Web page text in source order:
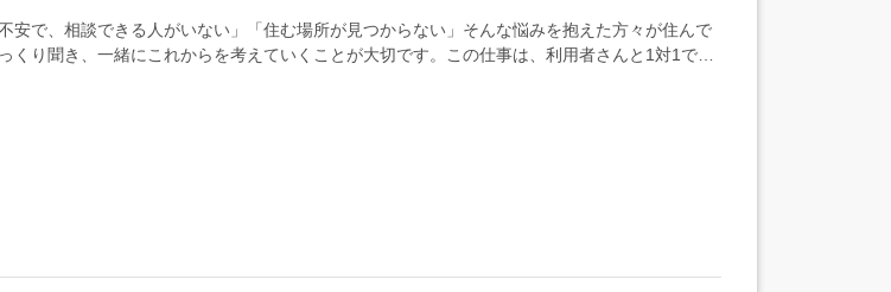
安で、相談できる人がいない」「住む場所が見つからない」そんな悩みを抱えた方々が住んで
り聞き、一緒にこれからを考えていくことが大切です。この仕事は、利用者さんと1対1で向